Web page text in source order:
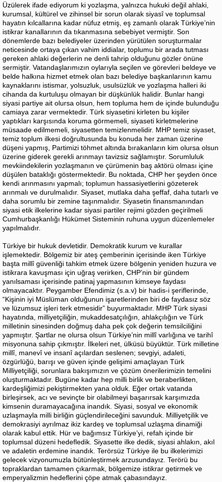
Üzülerek ifade ediyorum ki yozlaşma, yalnızca hukuki değil ahlaki,
kurumsal, kültürel ve zihinsel bir sorun olarak siyasî ve toplumsal
hayatın kılcallarına kadar nüfuz etmiş, eş zamanlı olarak Türkiye’nin
istikrar kanallarının da tıkanmasına sebebiyet vermiştir. Son
dönemlerde bazı belediyeler üzerinden yürütülen soruşturmalar
neticesinde ortaya çıkan vahim iddialar, toplumu bir arada tutması
gereken ahlaki değerlerin ne denli tahrip olduğunu gözler önüne
sermiştir. Vatandaşlarımızın oylarıyla seçilen ve görevleri beldeye ve
belde halkına hizmet etmek olan bazı belediye başkanlarının kamu
kaynaklarını istismar, yolsuzluk, usulsüzlük ve yozlaşma halleri iki
cihanda da kurtuluşu olmayan bir düşkünlük halidir. Bunlar hangi
siyasi partiye ait olursa olsun, hem topluma hem de içinde bulunduğu
camiaya zarar vermektedir. Türk siyasetini kirleten bu kişiler
yaptıkları karşısında koruma görmemeli, siyaseti kirletmelerine
müsaade edilmemeli, siyasetten temizlenmelidir. MHP temiz siyaset,
temiz toplum ilkesi doğrultusunda bu konuda her zaman üzerine
düşeni yapmış, Partimizi töhmet altında bırakanların kim olursa olsun
üzerine giderek gerekli arınmayı tavizsiz sağlamıştır. Sorumluluk
mevkiindekilerin yozlaşmanın ve çürümenin baş aktörü olması içine
düşülen bataklığı göstermektedir. Bu noktada, CHP her şeyden önce
kendi arınmasını yapmalı; toplumun hassasiyetlerini gözeterek
arınmalı ve durulmalıdır. Siyaset, mutlaka daha şeffaf, daha tutarlı ve
daha sorumlu bir zemine taşınmalıdır. Siyasetin finansmanından
siyasi etik ilkelerine kadar siyasi partiler rejimi gözden geçirilmeli
Cumhurbaşkanlığı Hükümet Sisteminin ruhuna uygun düzenlemeler
yapılmalıdır.
Türkiye bir hukuk devletidir. Demokratik kurum ve kurallar
işlemektedir. Bölgemiz bir ateş çemberinin içerisinde iken Türkiye
başta millî güvenliği tahkim etmek üzere bölgenin yeniden huzura ve
istikrara kavuşması için uğraş verirken, CHP’nin bir gündem
yanılsaması içerisinde patinaj yapmasının kimseye faydası
olmayacaktır. Peygamber Efendimiz (s.a.v) bir hadis-i şeriflerinde,
“Kişinin iyi Müslüman olduğunun işaretlerinden biri de faydasız söz
ve lüzumsuz işleri terk etmesidir” buyurmaktadır. MHP Türk siyasi
hayatında, milliyetçiliğin, mukaddesatçılığın, ahlakçılığın ve Türk
milletinin sinesinden doğmuş daha pek çok değerin temsilciliğini
yapmıştır. Şartlar ne olursa olsun Türkiye’nin millî varlığına ve tarihî
misyonuna sahip çıkmıştır. İlkeleri net, ülküsü büyüktür. Türk milletine
millî, manevî ve insanî açılardan seslenen; sevgiyi, adaleti,
özgürlüğü, barışı ve güven içinde gelişimi amaçlayan Türk
Milliyetçiliği, sorunlara bakışımızın ve çözüm önerilerimizin temelini
oluşturmaktadır. Bugüne kadar hep milli birlik ve beraberlikten,
kardeşliğimizi pekiştirmekten yana olduk. Eğer ortak vatanda
birleşirsek, acı ve sevinçte bir olabilmeyi başarırsak karşımızda
kimsenin duramayacağına inandık. Siyasi, sosyal ve ekonomik
uzlaşmayla milli birliğin güçlendirileceğini savunduk. Milliyetçilik ve
demokrasiyi ayrılmaz ikiz kardeş ve toplumsal uzlaşma dinamiği
olarak kabul ettik. Hür ve bağımsız Türkiye’yi, refah içinde bir
toplumsal düzeni hedefledik. Siyasette ilke dedik, siyasi ahlakın, akıl
ve adaletin erdemine inandık. Terörsüz Türkiye ile bu ilkelerimizi
gelecek vizyonumuzla bütünleştirmek arzusundayız. Terörü bu
topraklardan tamamen çıkarmak, bölgemize istikrar getirmek ve
emperyalizmin hedeflerini çöpe atmak çabasındayız.